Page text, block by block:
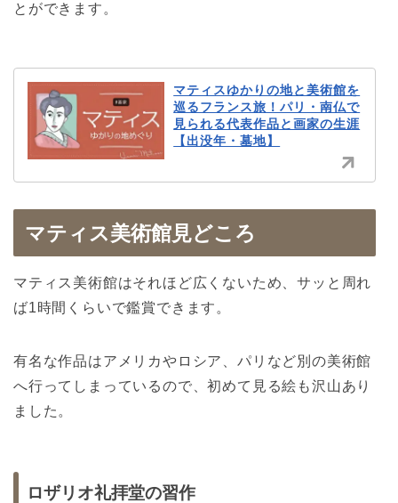
とができます。
マティスゆかりの地と美術館を
巡るフランス旅！パリ・南仏で
見られる代表作品と画家の生涯
【出没年・墓地】
マティス美術館見どころ
マティス美術館はそれほど広くないため、サッと周れ
ば1時間くらいで鑑賞できます。
有名な作品はアメリカやロシア、パリなど別の美術館
へ行ってしまっているので、初めて見る絵も沢山あり
ました。
ロザリオ礼拝堂の習作